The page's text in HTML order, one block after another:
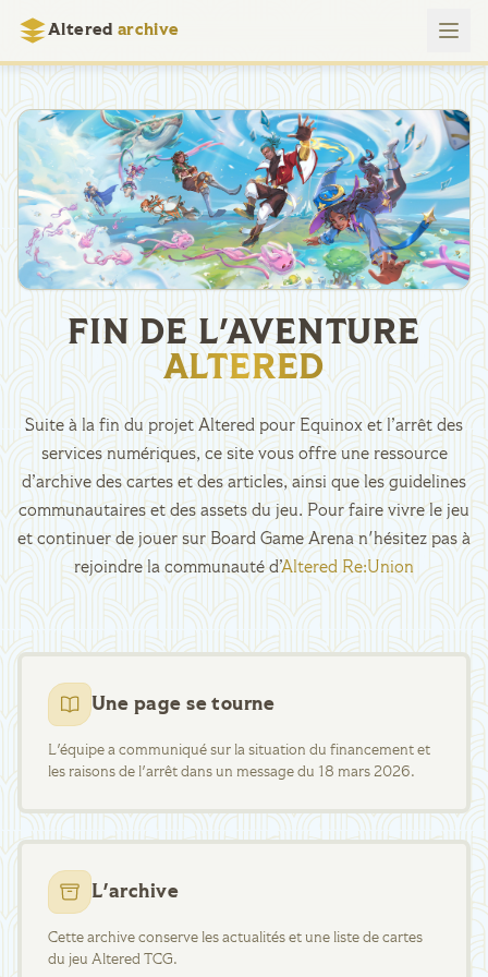
Altered archive
FIN DE L'AVENTURE
ALTERED
Suite à la fin du projet Altered pour Equinox et l’arrêt des
services numériques, ce site vous offre une ressource
d’archive des cartes et des articles, ainsi que les guidelines
communautaires et des assets du jeu. Pour faire vivre le jeu
et continuer de jouer sur Board Game Arena n'hésitez pas à
rejoindre la communauté d’Altered Re:Union
Une page se tourne
L'équipe a communiqué sur la situation du financement et
les raisons de l'arrêt dans un message du 18 mars 2026.
L'archive
Cette archive conserve les actualités et une liste de cartes
du jeu Altered TCG.